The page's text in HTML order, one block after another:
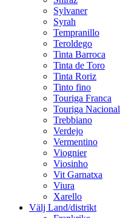
Sylvaner
Syrah
Tempranillo
Teroldego
Tinta Barroca
Tinta de Toro
Tinta Roriz
Tinto fino
Touriga Franca
Touriga Nacional
Trebbiano
Verdejo
Vermentino
Viognier
Viosinho
Vit Garnatxa
Viura
Xarello
Välj Land/distrikt